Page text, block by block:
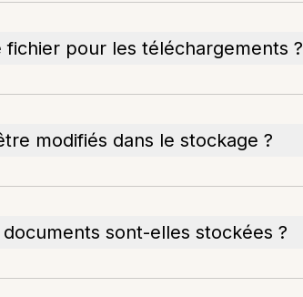
pour les téléchargements ?
modifiés dans le stockage ?
sont-elles stockées ?